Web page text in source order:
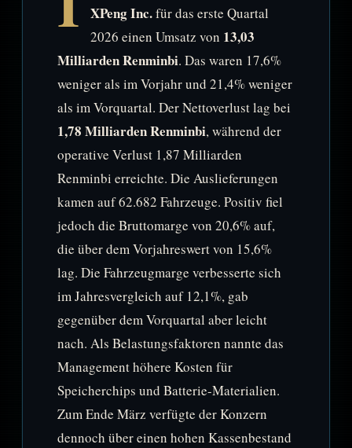
XPeng Inc.für das erste Quartal
2026 einen Umsatz von 13,03
Milliarden Renminbi. Das waren 17,6%
weniger als im Vorjahr und 21,4% weniger
als im Vorquartal. Der Nettoverlust lag bei
1,78 Milliarden Renminbi, während der
operative Verlust 1,87 Milliarden
Renminbi erreichte. Die Auslieferungen
kamen auf 62.682 Fahrzeuge. Positiv fiel
jedoch die Bruttomarge von 20,6% auf,
die über dem Vorjahreswert von 15,6%
lag. Die Fahrzeugmarge verbesserte sich
im Jahresvergleich auf 12,1%, gab
gegenüber dem Vorquartal aber leicht
nach. Als Belastungsfaktoren nannte das
Management höhere Kosten für
Speicherchips und Batterie-Materialien.
Zum Ende März verfügte der Konzern
dennoch über einen hohen Kassenbestand